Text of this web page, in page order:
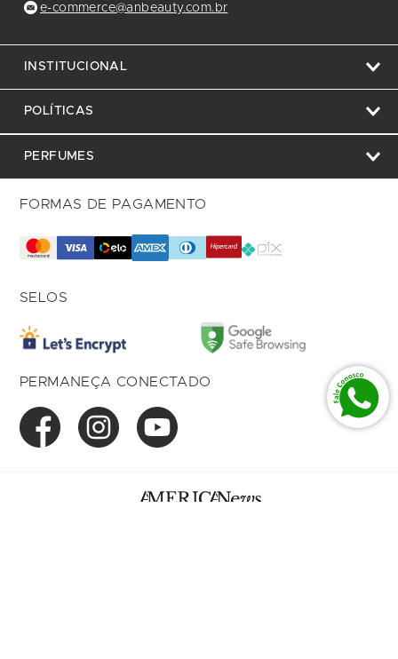
e-commerce@anbeauty.com.br
INSTITUCIONAL
POLÍTICAS
PERFUMES
FORMAS DE PAGAMENTO
SELOS
PERMANEÇA CONECTADO